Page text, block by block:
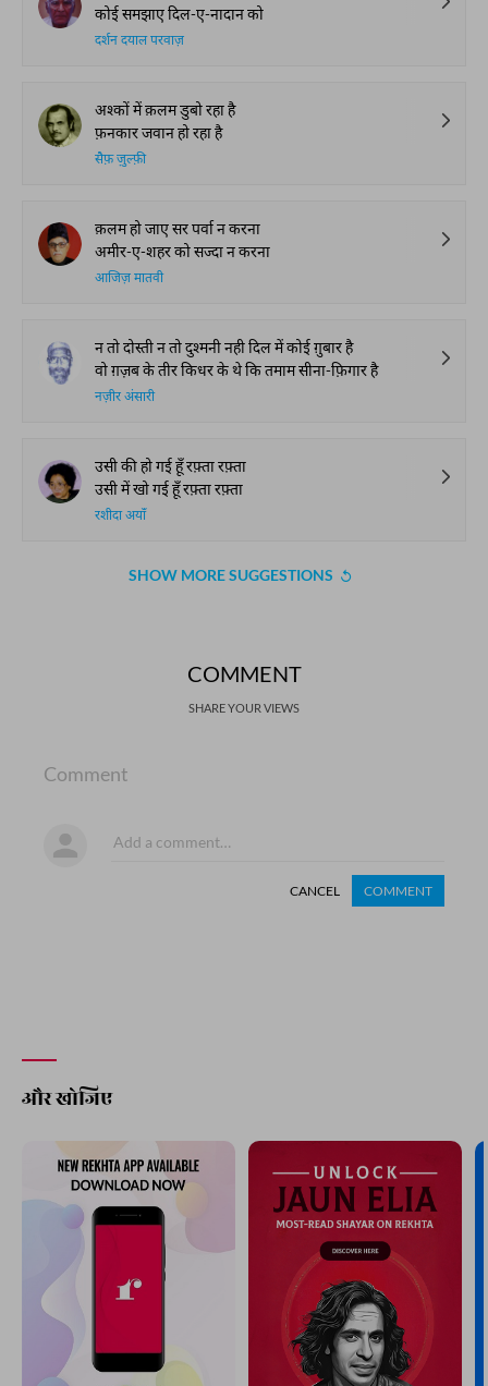
कोई समझाए दिल-ए-नादान को
दर्शन दयाल परवाज़
अश्कों में क़लम डुबो रहा है
फ़नकार जवान हो रहा है
सैफ़ ज़ुल्फ़ी
क़लम हो जाए सर पर्वा न करना
अमीर-ए-शहर को सज्दा न करना
आजिज़ मातवी
न तो दोस्ती न तो दुश्मनी नही दिल में कोई ग़ुबार है
वो ग़ज़ब के तीर किधर के थे कि तमाम सीना-फ़िगार है
नज़ीर अंसारी
उसी की हो गई हूँ रफ़्ता रफ़्ता
उसी में खो गई हूँ रफ़्ता रफ़्ता
रशीदा अयाँ
SHOW MORE SUGGESTIONS
COMMENT
SHARE YOUR VIEWS
Comment
CANCEL COMMENT
और खोजिए